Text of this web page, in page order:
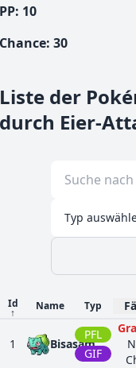
PP: 10
Chance: 30
Liste der
durch Eier-
Id
↑
Name Typ
1 Bisasam
PFL
GIF